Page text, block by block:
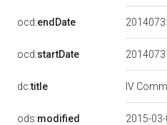
ocd:endDate
ocd:startDate
dc:title IV
ods:modified 2015-